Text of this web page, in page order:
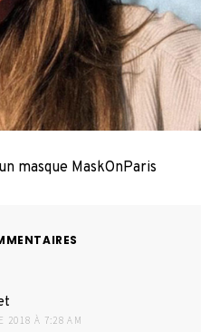
masque MaskOnParis
2018 À 7:28 AM